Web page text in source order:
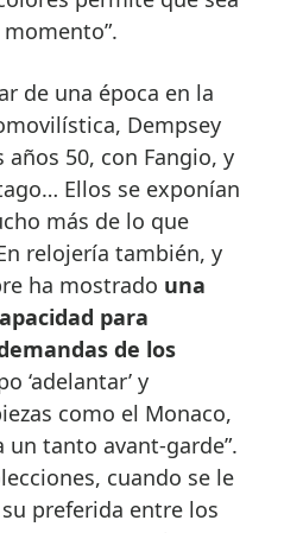
de una época en la
Dempsey
años 50, con Fangio, y
Ellos se exponían
más de lo que
relojería también, y
ha mostrado una
para
de los
‘adelantar’ y
como el Monaco,
un tanto avant-garde”.
cuando se le
preferida entre los